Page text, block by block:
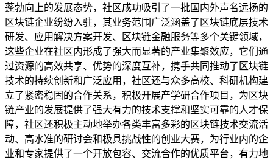
蓬勃向上的发展态势，社区成功吸引了一批国内外声名远扬的
区块链企业纷纷入驻，其业务范围广泛涵盖了区块链底层技术
研发、应用解决方案开发、区块链金融服务等多个关键领域，
这些企业在社区内形成了强大而显著的产业集聚效应，它们通
过资源的高效共享、优势的深度互补，携手共同推动了区块链
技术的持续创新和广泛应用，社区还与众多高校、科研机构建
立了紧密稳固的合作关系，积极开展产学研合作项目，为区块
链产业的发展提供了强大有力的技术支撑和坚实可靠的人才保
障，社区还积极主动地举办各类丰富多彩的区块链技术交流活
动、高水准的研讨会和极具挑战性的创业大赛，为行业内的企
业和专家提供了一个开放包容、交流合作的优质平台，有力地